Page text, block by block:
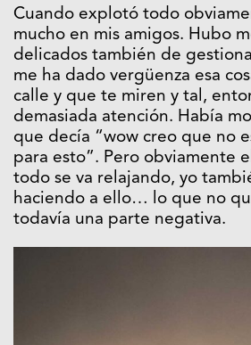
Cuando explotó todo
mucho en mis amigos. Hubo
delicados también de
me ha dado vergüenza esa
calle y que te miren y tal,
demasiada atención. Había
que decía “wow creo que no
para esto”. Pero obviamente
todo se va relajando, yo
haciendo a ello… lo que no
todavía una parte negativa.